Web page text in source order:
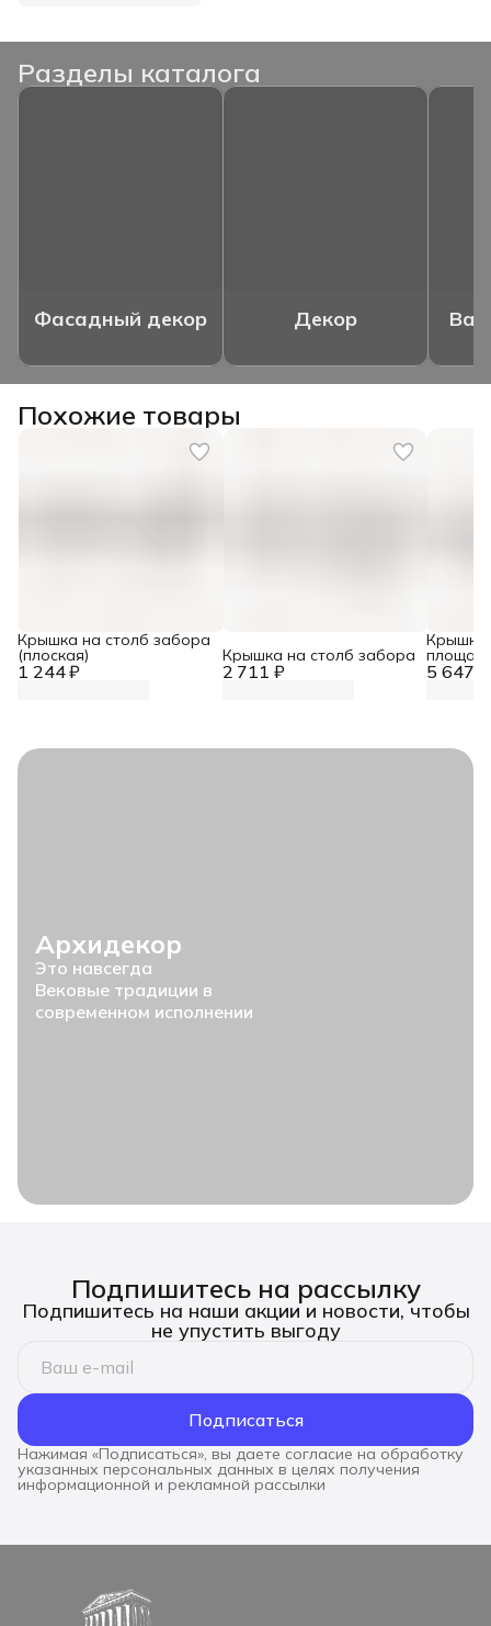
Разделы каталога
Фасадный декор Декор
Похожие товары
1 244 ₽
Крышка на столб забора
(плоская)
2 711 ₽
Крышка на столб забора
5 647 ₽
Крышка
Архидекор
Это навсегда
Вековые традиции в
современном исполнении
Подпишитесь на рассылку
Подпишитесь на наши акции и новости, чтобы
не упустить выгоду
Подписаться
Нажимая «Подписаться», вы даете согласие на обработку
указанных персональных данных в целях получения
информационной и рекламной рассылки